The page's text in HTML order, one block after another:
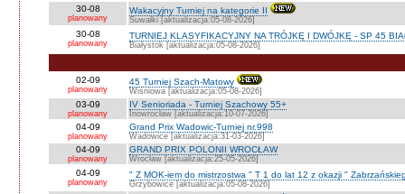
30-08
planowany
Wakacyjny Turniej na kategorie II
Suwałki [aktualizacja:05-08-2026]
30-08
planowany
TURNIEJ KLASYFIKACYJNY NA TRÓJKĘ I DWÓJKĘ - SP 45
Białystok [aktualizacja:05-08-2026]
02-09
planowany
45 Turniej Szach-Matowy
Wiśniowa [aktualizacja:05-08-2026]
03-09
planowany
IV Senioriada - Turniej Szachowy 55+
Inowrocław [aktualizacja:10-07-2026]
04-09
planowany
Grand Prix Wadowic-Turniej nr.998
Wadowice [aktualizacja:31-03-2026]
04-09
planowany
GRAND PRIX POLONII WROCŁAW
Wrocław [aktualizacja:25-05-2026]
04-09
planowany
" Z MOK-iem do mistrzostwa " T 1 do lat 12 z okazji "
Grzybowice [aktualizacja:05-08-2026]